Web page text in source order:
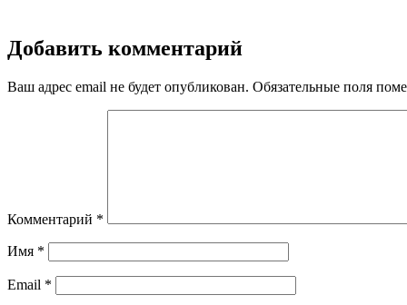
Добавить комментарий
Ваш адрес email не будет опубликован. Обязательные поля
Комментарий *
Имя *
Email *